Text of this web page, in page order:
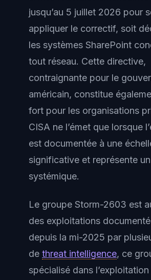
jusqu’au 5 juillet 2026 pour
appliquer le correctif, soit
les systèmes SharePoint
tout réseau. Cette directive,
contraignante pour le
américain, constitue
fort pour les organisations
CISA ne l’émet que lorsque
est documentée à une
significative et représente
systémique.
Le groupe Storm-2603 est
des exploitations
depuis la mi-2025 par
de threat intelligence, ce
spécialisé dans